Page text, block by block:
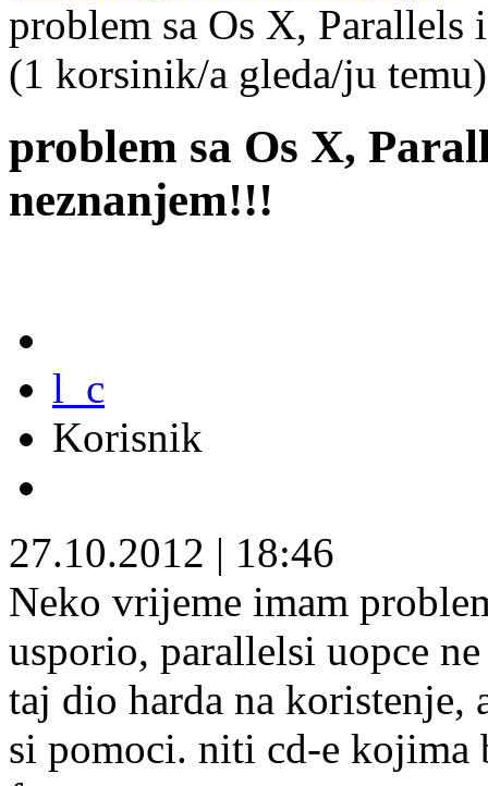
problem sa Os X,
(1 korsinik/a gleda/ju
problem sa Os X,
neznanjem!!!
l_c
Korisnik
27.10.2012 | 18:46
Neko vrijeme imam
usporio, parallelsi uopce
taj dio harda na koristenje,
si pomoci. niti cd-e kojima